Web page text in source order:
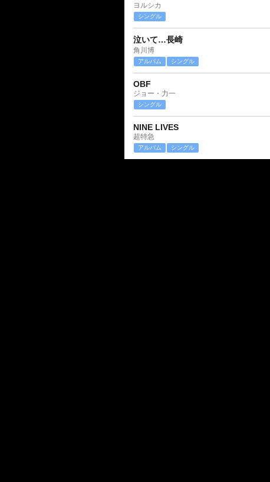
ヨルシカ
シングル
泣いて…長崎
角川博
アルバム シングル
OBF
ジョー・力一
シングル
NINE LIVES
超特急
アルバム シングル